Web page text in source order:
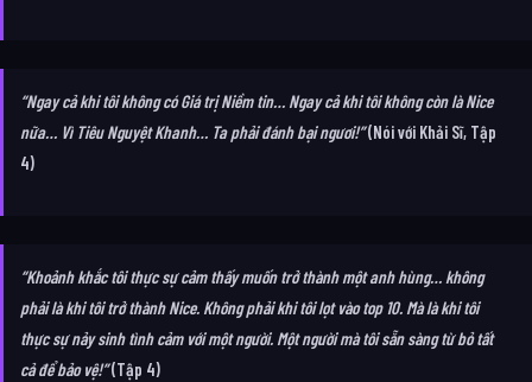
“Ngay cả khi tôi không có Giá trị Niềm tin… Ngay cả khi tôi không còn là Nice
nữa… Vì Tiêu Nguyệt Khanh… Ta phải đánh bại ngươi!”(Nói với Khải Sĩ, Tập
4)
“Khoảnh khắc tôi thực sự cảm thấy muốn trở thành một anh hùng… không
phải là khi tôi trở thành Nice. Không phải khi tôi lọt vào top 10. Mà là khi tôi
thực sự nảy sinh tình cảm với một người. Một người mà tôi sẵn sàng từ bỏ tất
cả để bảo vệ!”(Tập 4)